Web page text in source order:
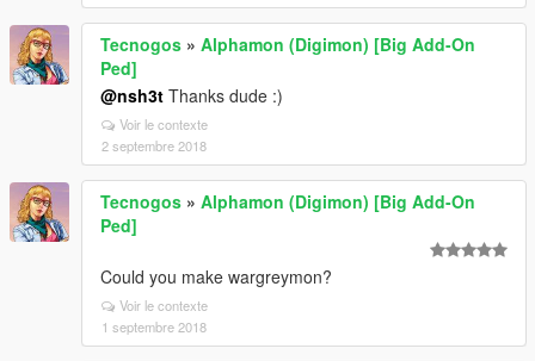
Tecnogos » Alphamon (Digimon) [Big Add-On
Ped]
@nsh3t Thanks dude :)
Voir le contexte
2 septembre 2018
Tecnogos » Alphamon (Digimon) [Big Add-On
Ped]
Could you make wargreymon?
Voir le contexte
1 septembre 2018